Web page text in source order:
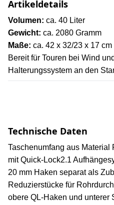
Artikeldetails
Volumen: ca. 40 Liter
Gewicht: ca. 2080 Gramm
Maße: ca. 42 x 32/23 x 17 cm
Bereit für Touren bei Wind
Halterungssystem an den
Technische Daten
Taschenumfang aus
mit Quick-Lock2.1
20 mm Haken separat als
Reduzierstücke für
obere QL-Haken und unterer